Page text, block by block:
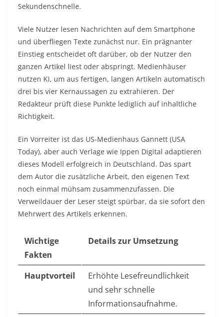
Sekundenschnelle.
Viele Nutzer lesen Nachrichten auf dem Smartphone
und überfliegen Texte zunächst nur. Ein prägnanter
Einstieg entscheidet oft darüber, ob der Nutzer den
ganzen Artikel liest oder abspringt. Medienhäuser
nutzen KI, um aus fertigen, langen Artikeln automatisch
drei bis vier Kernaussagen zu extrahieren. Der
Redakteur prüft diese Punkte lediglich auf inhaltliche
Richtigkeit.
Ein Vorreiter ist das US-Medienhaus Gannett (USA
Today), aber auch Verlage wie Ippen Digital adaptieren
dieses Modell erfolgreich in Deutschland. Das spart
dem Autor die zusätzliche Arbeit, den eigenen Text
noch einmal mühsam zusammenzufassen. Die
Verweildauer der Leser steigt spürbar, da sie sofort den
Mehrwert des Artikels erkennen.
Wichtige
Fakten
Details zur Umsetzung
Hauptvorteil
Erhöhte Lesefreundlichkeit
und sehr schnelle
Informationsaufnahme.